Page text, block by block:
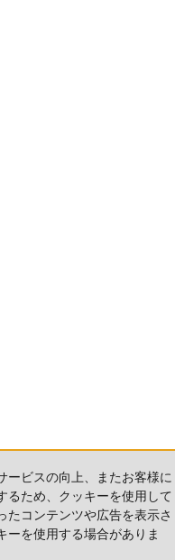
ービスの向上、またお客様に
るため、クッキーを使用して
たコンテンツや広告を表示さ
ーを使用する場合がありま